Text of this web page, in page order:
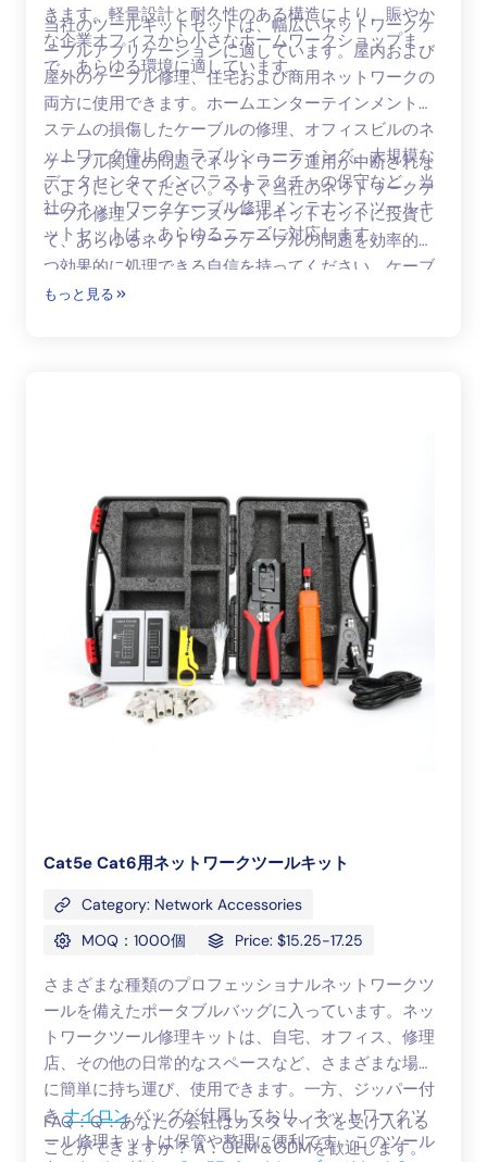
きます。軽量設計と耐久性のある構造により、賑やか
な企業オフィスから小さなホームワークショップま
で、あらゆる環境に適しています。
当社のツールキットセットは、幅広いネットワークケ
ーブルアプリケーションに適しています。屋内および
屋外のケーブル修理、住宅および商用ネットワークの
両方に使用できます。ホームエンターテインメントシ
ステムの損傷したケーブルの修理、オフィスビルのネ
ットワーク停止のトラブルシューティング、大規模な
データセンターインフラストラクチャの保守など、当
社のネットワークケーブル修理メンテナンスツールキ
ットセットは、あらゆるニーズに対応します。
ケーブル関連の問題でネットワーク運用が中断されな
いようにしてください。今すぐ当社のネットワークケ
ーブル修理メンテナンスツールキットセットに投資し
て、あらゆるネットワークケーブルの問題を効率的か
つ効果的に処理できる自信を持ってください。ケーブ
ル修理機能をアップグレードし、ネットワークインフ
もっと見る
Cat5e Cat6用ネットワークツールキット
Category: Network Accessories
MOQ：1000個
Price: $15.25-17.25
さまざまな種類のプロフェッショナルネットワークツ
ールを備えたポータブルバッグに入っています。ネッ
トワークツール修理キットは、自宅、オフィス、修理
店、その他の日常的なスペースなど、さまざまな場所
に簡単に持ち運び、使用できます。一方、ジッパー付
きナイロンバッグが付属しており、ネットワークツ
ール修理キットは保管や整理に便利です。このツール
FAQ：Q：あなたの会社はカスタマイズを受け入れる
ことができますか？ A：OEM＆ODMを歓迎します。